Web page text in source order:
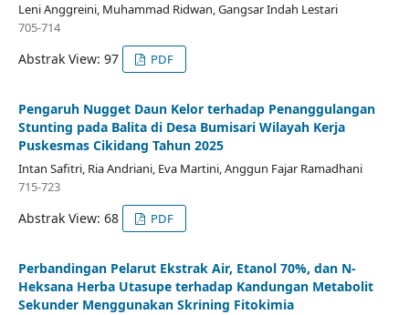
Leni Anggreini, Muhammad Ridwan, Gangsar Indah Lestari
705-714
Abstrak View: 97 PDF
Pengaruh Nugget Daun Kelor terhadap Penanggulangan
Stunting pada Balita di Desa Bumisari Wilayah Kerja
Puskesmas Cikidang Tahun 2025
Intan Safitri, Ria Andriani, Eva Martini, Anggun Fajar Ramadhani
715-723
Abstrak View: 68 PDF
Perbandingan Pelarut Ekstrak Air, Etanol 70%, dan N-
Heksana Herba Utasupe terhadap Kandungan Metabolit
Sekunder Menggunakan Skrining Fitokimia